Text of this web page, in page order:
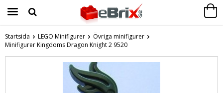
Produkten har blivit tillagd i varukorgen
Startsida LEGO Minifigurer
Övriga minifigurer
Minifigurer Kingdoms Dragon Knight 2 9520